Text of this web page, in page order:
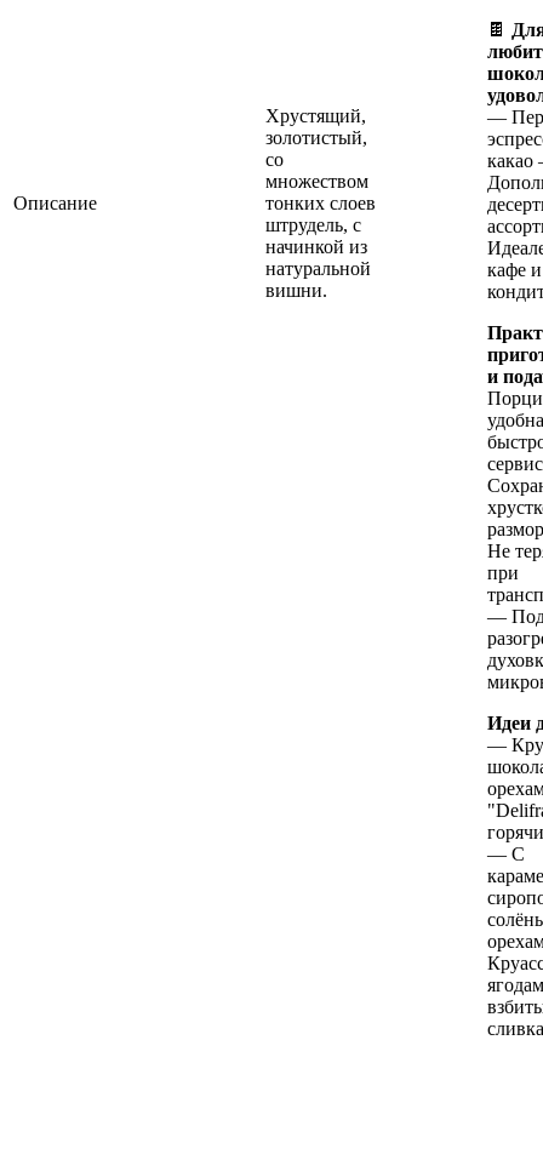
Описание
Хрустящий,
золотистый,
со
множеством
тонких слоев
штрудель, с
начинкой из
натуральной
вишни.
🍫
—
кафе и
и
Не
при
—
Идеи
—
— С